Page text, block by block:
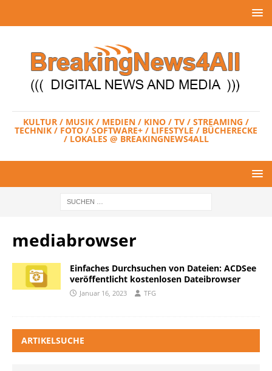
KULTUR / MUSIK / MEDIEN / KINO / TV / STREAMING /
TECHNIK / FOTO / SOFTWARE+ / LIFESTYLE / BÜCHERECKE
/ LOKALES @ BREAKINGNEWS4ALL
mediabrowser
Einfaches Durchsuchen von Dateien: ACDSee
veröffentlicht kostenlosen Dateibrowser
Januar 16, 2023 TFG
ARTIKELSUCHE